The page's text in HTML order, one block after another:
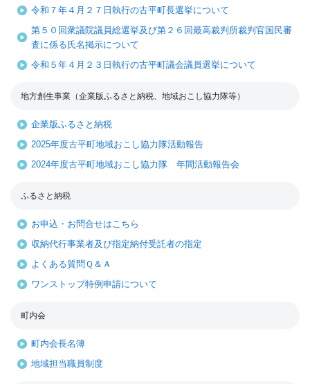
令和７年４月２７日執行の古平町長選挙について
第５０回衆議院議員総選挙及び第２６回最高裁判所裁判官国民審
査に係る氏名掲示について
令和５年４月２３日執行の古平町議会議員選挙について
地方創生事業（企業版ふるさと納税、地域おこし協力隊等）
企業版ふるさと納税
2025年度古平町地域おこし協力隊活動報告
2024年度古平町地域おこし協力隊 年間活動報告会
ふるさと納税
お申込・お問合せはこちら
収納代行事業者及び指定納付受託者の指定
よくある質問Ｑ＆Ａ
ワンストップ特例申請について
町内会
町内会長名簿
地域担当職員制度